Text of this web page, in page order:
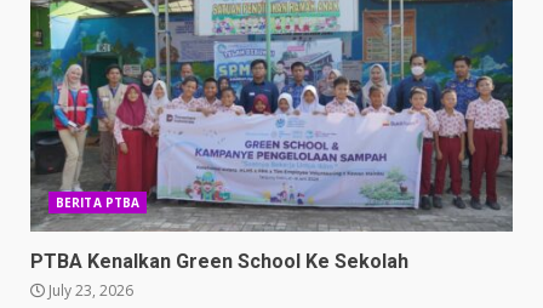
BERITA PTBA
PTBA Kenalkan Green School Ke Sekolah
July 23, 2026